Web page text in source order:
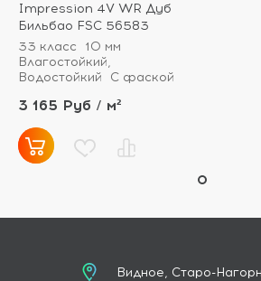
Impression 4V WR Дуб
Бильбао FSC 56583
33 класс
10 мм
Влагостойкий,
Водостойкий
С фаской
3 165 Руб / м²
Видное, Старо-